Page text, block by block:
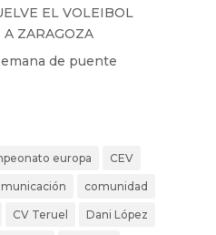
EL VOLEIBOL
ZARAGOZA
de puente
europa CEV
comunidad
CV Teruel Dani López